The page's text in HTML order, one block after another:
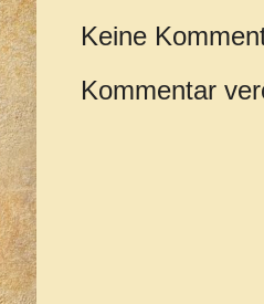
Keine
Kommentar